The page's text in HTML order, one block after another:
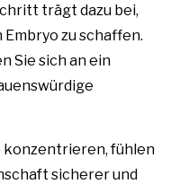
trägt dazu bei,
zu schaffen.
Sie sich an ein
konzentrieren, fühlen
sicherer und